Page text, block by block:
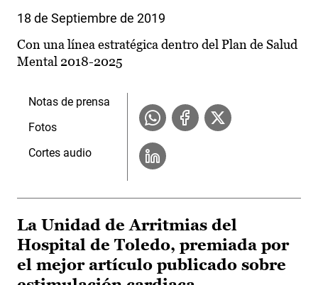
18 de Septiembre de 2019
Con una línea estratégica dentro del Plan de Salud
Mental 2018-2025
Notas de prensa
Fotos
Cortes audio
La Unidad de Arritmias del
Hospital de Toledo, premiada por
el mejor artículo publicado sobre